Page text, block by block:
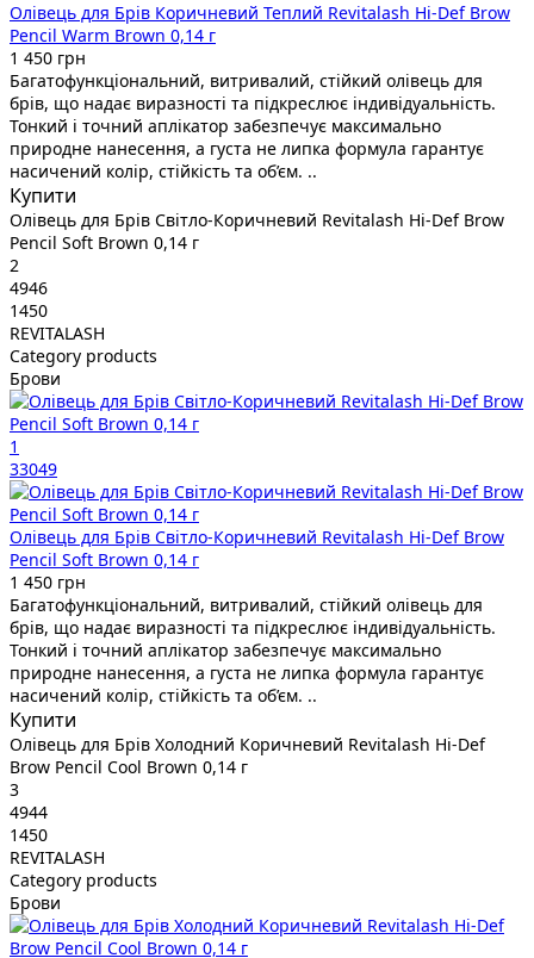
Олівець для Брів Коричневий Теплий Revitalash Hi-Def Brow
Pencil Warm Brown 0,14 г
1 450 грн
Багатофункціональний, витривалий, стійкий олівець для
брів, що надає виразності та підкреслює індивідуальність.
Тонкий і точний аплікатор забезпечує максимально
природне нанесення, а густа не липка формула гарантує
насичений колір, стійкість та об’єм. ..
Купити
Олівець для Брів Світло-Коричневий Revitalash Hi-Def Brow
Pencil Soft Brown 0,14 г
2
4946
1450
REVITALASH
Category products
Брови
1
33049
Олівець для Брів Світло-Коричневий Revitalash Hi-Def Brow
Pencil Soft Brown 0,14 г
1 450 грн
Багатофункціональний, витривалий, стійкий олівець для
брів, що надає виразності та підкреслює індивідуальність.
Тонкий і точний аплікатор забезпечує максимально
природне нанесення, а густа не липка формула гарантує
насичений колір, стійкість та об’єм. ..
Купити
Олівець для Брів Холодний Коричневий Revitalash Hi-Def
Brow Pencil Cool Brown 0,14 г
3
4944
1450
REVITALASH
Category products
Брови